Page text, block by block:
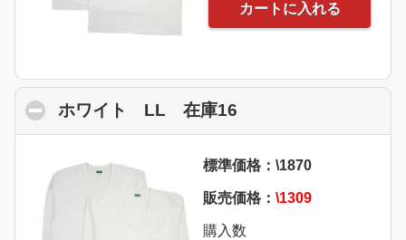
カートに入れる
ホワイト LL 在庫16
標準価格：\1870
販売価格： \1309
購入数